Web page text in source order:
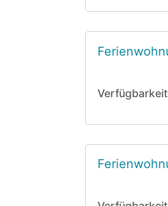
Verfügbarkeit